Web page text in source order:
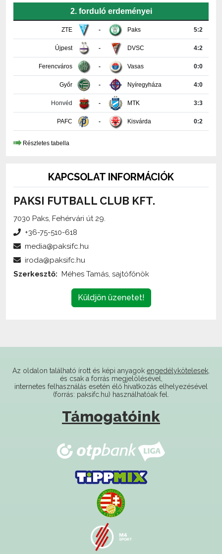
ZTE - Paks
Újpest DVSC 4:2
Ferencváros Vasas 0:0
Győr Nyíregyháza 4:0
Honvéd MTK 3:3
PAFC Kisvárda 0:2
Részletes tabella
PAKSI FUTBALL CLUB KFT.
7030 Paks, Fehérvári út 29.
Küldjön üzenetet!
internetes felhasználás esetén élő hivatkozás elhelyezésével
(forrás: paksifc.hu) használhatóak fel.
Támogatóink